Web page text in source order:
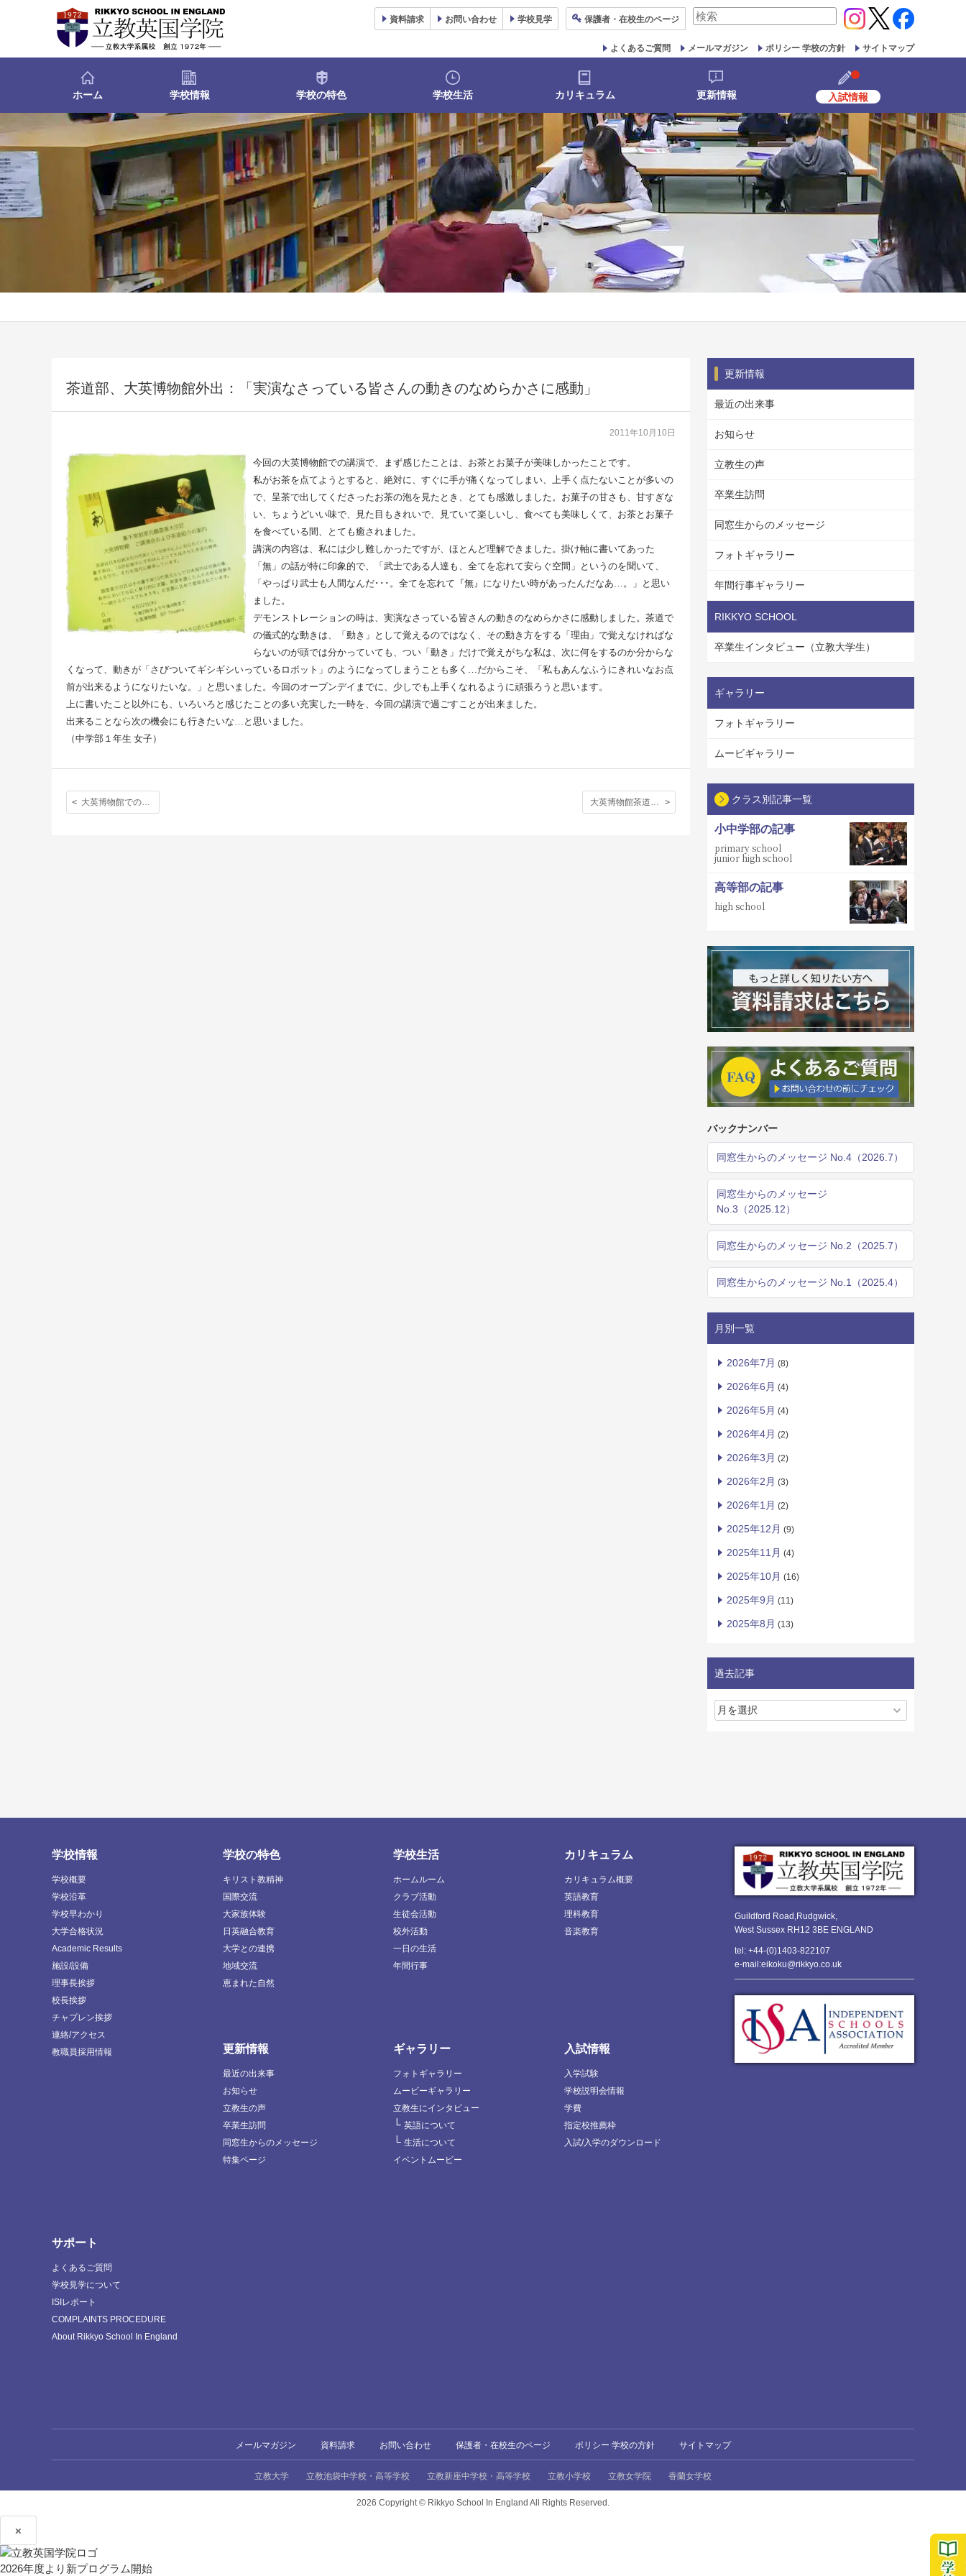
資料請求 お問い合わせ 学校見学 保護者 ・在校生のページ
検
対
象:
よくあるご質問 メールマガジン ポリシー 学校の方針 サイトマップ
ホーム 学校情報 学校の特色 学校生活 カリキュラム 更新情報 入試情報
茶道部、大英博物館外出：「実演なさっている皆さんの動きのなめらかさに感動」
2011年10月10日
今回の大英博物館での講演で、まず感じたことは、お茶とお菓子が美味しかったことです。
私がお茶を点てようとすると、絶対に、すぐに手が痛くなってしまい、上手く点たないことが多いの
で、呈茶で出してくださったお茶の泡を見たとき、とても感激しました。お菓子の甘さも、甘すぎな
い、ちょうどいい味で、見た目もきれいで、見ていて楽しいし、食べても美味しくて、お茶とお菓子
を食べている間、とても癒されました。
講演の内容は、私には少し難しかったですが、ほとんど理解できました。掛け軸に書いてあった
「無」の話が特に印象的で、「武士である人達も、全てを忘れて安らぐ空間」というのを聞いて、
「やっぱり武士も人間なんだ･･･。全てを忘れて『無』になりたい時があったんだなあ…。」と思い
ました。
デモンストレーションの時は、実演なさっている皆さんの動きのなめらかさに感動しました。茶道で
の儀式的な動きは、「動き」として覚えるのではなく、その動き方をする「理由」で覚えなければな
らないのが頭では分かっていても、つい「動き」だけで覚えがちな私は、次に何をするのか分からな
くなって、動きが「さびついてギシギシいっているロボット」のようになってしまうことも多く…だからこそ、「私もあんなふうにきれいなお点
前が出来るようになりたいな。」と思いました。今回のオープンデイまでに、少しでも上手くなれるように頑張ろうと思います。
上に書いたこと以外にも、いろいろと感じたことの多い充実した一時を、今回の講演で過ごすことが出来ました。
出来ることなら次の機会にも行きたいな…と思いました。
（中学部１年生 女子）
大英博物館での茶道講演「追求すればするほど奥深い茶道」に感じた強い憧れ。 大英博物館茶道講演会での感想「本当に茶道で大切なのは、『もてなしの心』」
更新情報
最近の出来事
お知らせ
立教生の声
卒業生訪問
同窓生からのメッセージ
フォトギャラリー
年間行事ギャラリー
RIKKYO SCHOOL
卒業生インタビュー（立教大学生）
ギャラリー
フォトギャラリー
ムービギャラリー
クラス別記事一覧
小中学部の記事
primary school
junior high school
高等部の記事
high school
バックナンバー
同窓生からのメッセージ No.4（2026.7）
同窓生からのメッセージ
No.3（2025.12）
同窓生からのメッセージ No.2（2025.7）
同窓生からのメッセージ No.1（2025.4）
月別一覧
2026年7月 (8)
2026年6月 (4)
2026年5月 (4)
2026年4月 (2)
2026年3月 (2)
2026年2月 (3)
2026年1月 (2)
2025年12月 (9)
2025年11月 (4)
2025年10月 (16)
2025年9月 (11)
2025年8月 (13)
過去記事
Guildford Road,Rudgwick,
West Sussex RH12 3BE ENGLAND
tel: +44-(0)1403-822107
e-mail:eikoku@rikkyo.co.uk
学校情報
学校概要
学校沿革
学校早わかり
大学合格状況
Academic Results
施設/設備
理事長挨拶
校長挨拶
チャプレン挨拶
連絡/アクセス
教職員採用情報
学校の特色
キリスト教精神
国際交流
大家族体験
日英融合教育
大学との連携
地域交流
恵まれた自然
学校生活
ホームルーム
クラブ活動
生徒会活動
校外活動
一日の生活
年間行事
カリキュラム
カリキュラム概要
英語教育
理科教育
音楽教育
更新情報
最近の出来事
お知らせ
立教生の声
卒業生訪問
同窓生からのメッセージ
特集ページ
ギャラリー
フォトギャラリー
ムービーギャラリー
立教生にインタビュー
└ 英語について
└ 生活について
イベントムービー
入試情報
入学試験
学校説明会情報
学費
指定校推薦枠
入試/入学のダウンロード
サポート
よくあるご質問
学校見学について
ISIレポート
COMPLAINTS PROCEDURE
About Rikkyo School In England
メールマガジン 資料請求 お問い合わせ 保護者・在校生のページ ポリシー 学校の方針 サイトマップ
立教大学 立教池袋中学校・高等学校 立教新座中学校・高等学校 立教小学校 立教女学院 香蘭女学校
2026 Copyright © Rikkyo School In England All Rights Reserved.
×
2026年度より新プログラム開始